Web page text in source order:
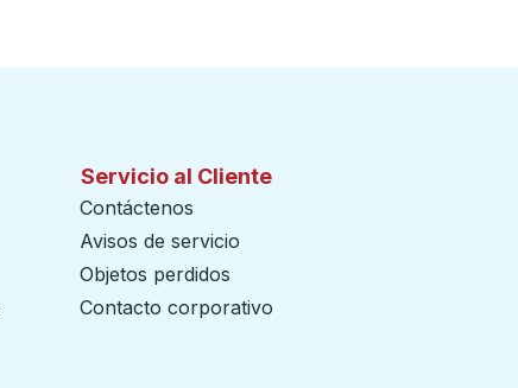
Servicio al Cliente
Contáctenos
Avisos de servicio
Objetos perdidos
Contacto corporativo